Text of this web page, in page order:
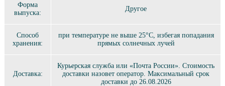
Форма
выпуска:
Другое
Способ
хранения:
при температуре не выше 25°C, избегая попадания
прямых солнечных лучей
Доставка:
Курьерская служба или «Почта России». Стоимость
доставки назовет оператор. Максимальный срок
доставки до 26.08.2026